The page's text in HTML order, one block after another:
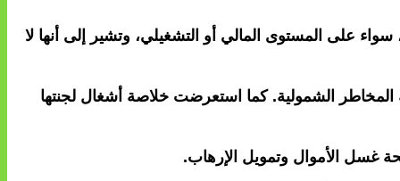
سواء على المستوى المالي أو التشغيلي، وتشير إلى أنها لا
حصيلة خارطة الطريق الخاصة بالاستقرار المالي للفترة 2022-2024، وحللت خارطة المخاطر الشمولية. كما استعرضت خلاصة أشغال لجنتها
غسل الأموال وتمويل الإرهاب.